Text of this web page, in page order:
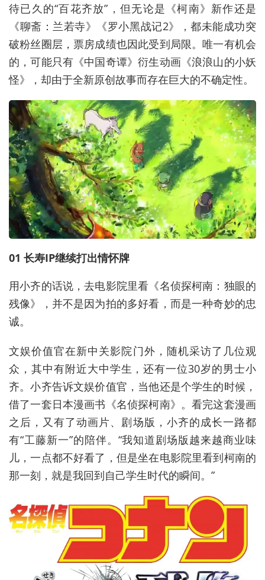
待已久的“百花齐放”，但无论是《柯南》新作还是
《聊斋：兰若寺》《罗小黑战记2》，都未能成功突
破粉丝圈层，票房成绩也因此受到局限。唯一有机会
的，可能只有《中国奇谭》衍生动画《浪浪山的小妖
怪》，却由于全新原创故事而存在巨大的不确定性。
01 长寿IP继续打出情怀牌
用小齐的话说，去电影院里看《名侦探柯南：独眼的
残像》，并不是因为拍的多好看，而是一种奇妙的忠
诚。
文娱价值官在新中关影院门外，随机采访了几位观
众，其中有附近大中学生，还有一位30岁的男士小
齐。小齐告诉文娱价值官，当他还是个学生的时候，
借了一套日本漫画书《名侦探柯南》。看完这套漫画
之后，又有了动画片、剧场版，小齐的成长一路都
有“工藤新一”的陪伴。“我知道剧场版越来越商业味
儿，一点都不好看了，但是坐在电影院里看到柯南的
那一刻，就是我回到自己学生时代的瞬间。”